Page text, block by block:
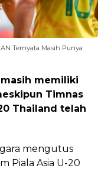
Ternyata Masih Punya
masih memiliki
Timnas
Thailand telah
mengutus
Piala Asia U-20